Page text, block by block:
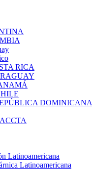
RICA
DOMINICANA
Latinoamericana
Latinoamericana